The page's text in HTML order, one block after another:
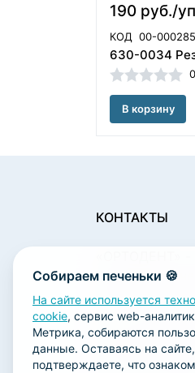
190 руб./
КОД 00-
В корзину
Собираем печеньки 🍪
На сайте используется
cookie, сервис web-
Метрика, собираются
данные. Оставаясь на
подтверждаете, что
КОНТАКТЫ
450001, г. Уфа
Пн. - Чт.: 09:00
Пт.: 09:00 -
Сб., Вс.: